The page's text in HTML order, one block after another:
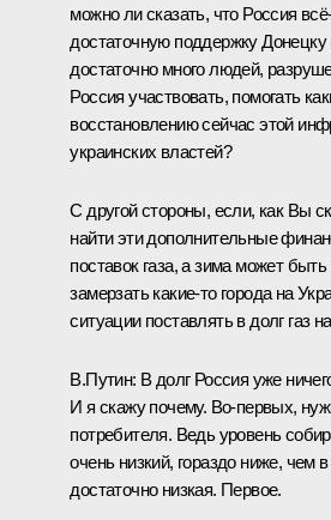
можно ли сказать, что Россия
достаточную поддержку Донецку
достаточно много людей,
Россия участвовать, помогать
восстановлению сейчас этой
украинских властей?
С другой стороны, если, как Вы
найти эти дополнительные
поставок газа, а зима может
замерзать какие‑то города на
ситуации поставлять в долг газ
В.Путин: В долг Россия уже
И я скажу почему. Во‑первых,
потребителя. Ведь уровень
очень низкий, гораздо ниже, чем
достаточно низкая. Первое.